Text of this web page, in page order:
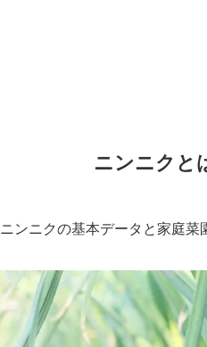
ニンニクと
ニンニクの基本データと家庭菜